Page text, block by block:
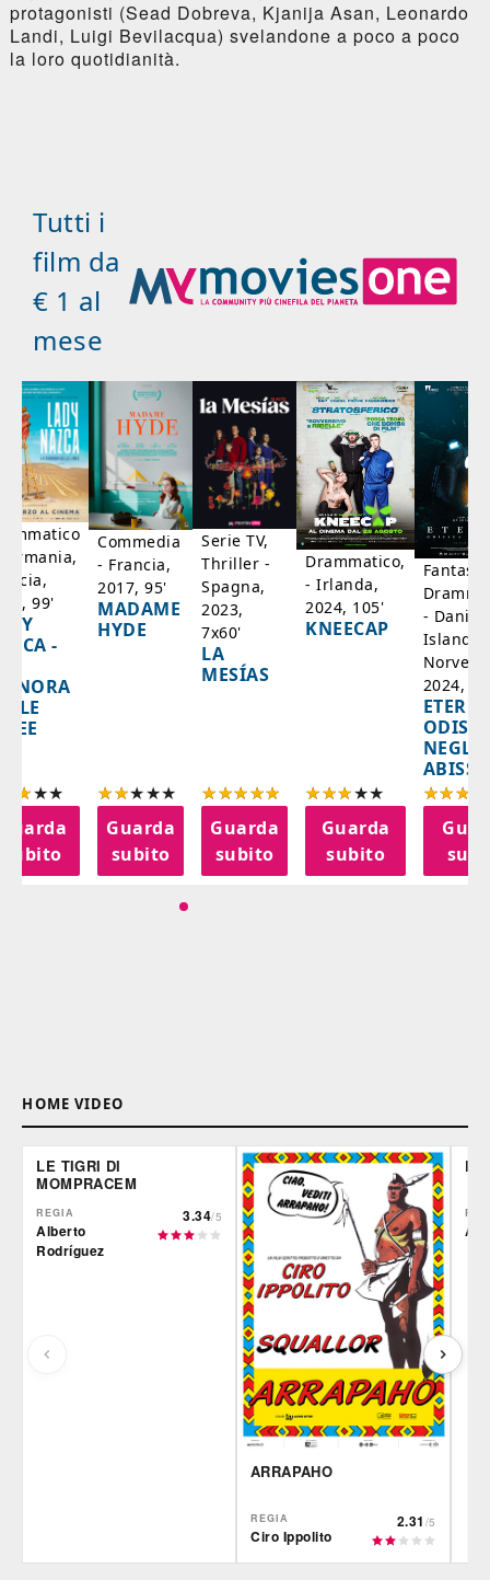
protagonisti (Sead Dobreva, Kjanija Asan, Leonardo
Landi, Luigi Bevilacqua) svelandone a poco a poco
la loro quotidianità.
Tutti i
film da
€ 1 al
mese
99'
-
subito
Commedia
- Francia,
2017, 95'
MADAME
HYDE
Guarda
subito
Serie TV,
Thriller -
Spagna,
2023,
7x60'
LA
MESÍAS
Guarda
subito
Drammatico,
- Irlanda,
2024, 105'
KNEECAP
Guarda
subito
-
Islanda,
2024,
NEGLI
ABISSI
HOME VIDEO
LE TIGRI DI
MOMPRACEM
REGIA
Alberto
Rodríguez
3.34/5
ARRAPAHO
REGIA
Ciro Ippolito
2.31 /5